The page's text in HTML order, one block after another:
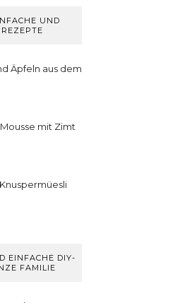
UND
Äpfeln aus dem
mit Zimt
EINFACHE DIY-
FAMILIE